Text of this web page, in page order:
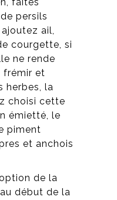
persils
ail,
courgette, si
ne rende
frémir et
herbes, la
choisi cette
émietté, le
piment
et anchois
de la
début de la